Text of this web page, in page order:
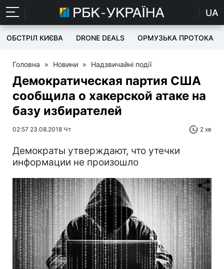
UA
ОБСТРІЛ КИЄВА DRONE DEALS ОРМУЗЬКА ПРОТОКА
Головна » Новини » Надзвичайні події
Демократическая партия США
сообщила о хакерской атаке на
базу избирателей
02:57 23.08.2018 Чт 2 хв
Демократы утверждают, что утечки
информации не произошло